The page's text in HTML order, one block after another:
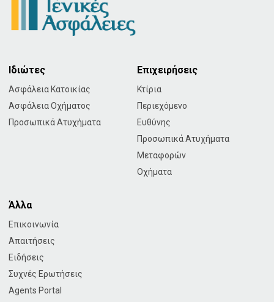
Ιδιώτες
Ασφάλεια Κατοικίας
Ασφάλεια Οχήματος
Προσωπικά Ατυχήματα
Επιχειρήσεις
Κτίρια
Περιεχόμενο
Ευθύνης
Προσωπικά Ατυχήματα
Μεταφορών
Οχήματα
Άλλα
Επικοινωνία
Απαιτήσεις
Ειδήσεις
Συχνές Ερωτήσεις
Agents Portal